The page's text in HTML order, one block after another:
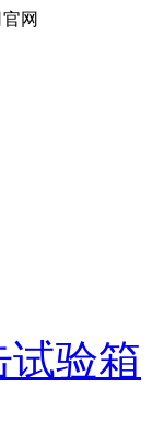
网
试验箱